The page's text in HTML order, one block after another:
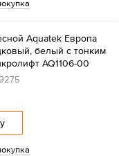
Aquatek Европа
белый с тонким
AQ1106-00